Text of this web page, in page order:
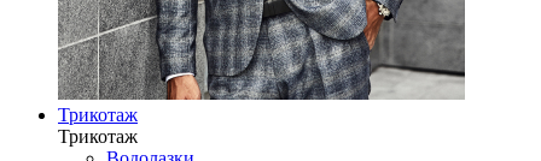
Трикотаж
Трикотаж